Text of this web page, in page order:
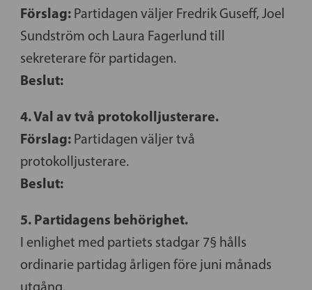
Förslag:Partidagen väljer Fredrik Guseff, Joel
Sundström och Laura Fagerlund till
sekreterare för partidagen.
Beslut:
4. Val av två protokolljusterare.
Förslag:Partidagen väljer två
protokolljusterare.
Beslut:
5. Partidagens behörighet.
I enlighet med partiets stadgar 7§ hålls
ordinarie partidag årligen före juni månads
utgång.